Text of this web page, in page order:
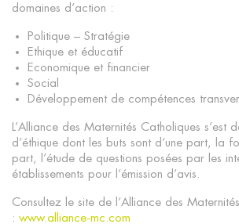
domaines d’action :
Politique – Stratégie
Ethique et éducatif
Economique et financier
Social
Développement de compétences
L’Alliance des Maternités Catholiques s’est
d’éthique dont les buts sont d’une part, la
part, l’étude de questions posées par les
établissements pour l’émission d’avis.
Consultez le site de l’Alliance des
: www.alliance-mc.com